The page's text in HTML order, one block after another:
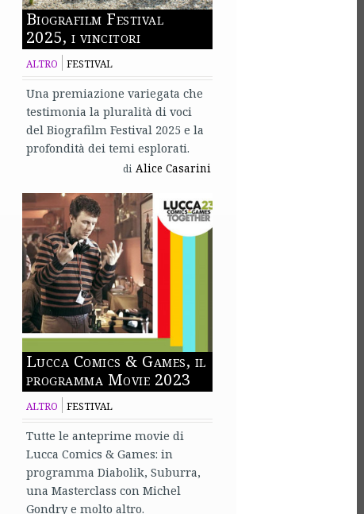
Biografilm Festival
2025, i vincitori
ALTRO FESTIVAL
Una premiazione variegata che
testimonia la pluralità di voci
del Biografilm Festival 2025 e la
profondità dei temi esplorati.
di Alice Casarini
Lucca Comics & Games, il
programma Movie 2023
ALTRO FESTIVAL
Tutte le anteprime movie di
Lucca Comics & Games: in
programma Diabolik, Suburra,
una Masterclass con Michel
Gondry e molto altro.